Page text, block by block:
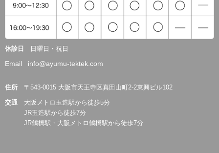
休診日 日曜日・祝日
Email info@ayumu-tektek.com
住所 〒543-0015 大阪市天王寺区真田山町2-2東興ビル102
交通 大阪メトロ玉造駅から徒歩5分
JR玉造駅から徒歩7分
JR鶴橋駅・大阪メトロ鶴橋駅から徒歩7分